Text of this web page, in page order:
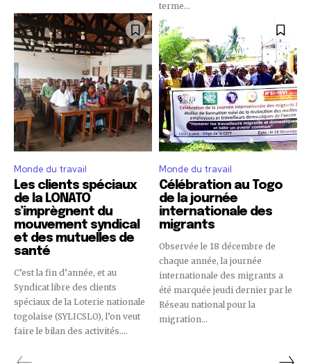
terme...
Monde du travail
Les clients spéciaux
de la LONATO
s’imprègnent du
mouvement syndical
et des mutuelles de
santé
C’est la fin d’année, et au
Syndicat libre des clients
spéciaux de la Loterie nationale
togolaise (SYLICSLO), l’on veut
faire le bilan des activités....
Monde du travail
Célébration au Togo
de la journée
internationale des
migrants
Observée le 18 décembre de
chaque année, la journée
internationale des migrants a
été marquée jeudi dernier par le
Réseau national pour la
migration...